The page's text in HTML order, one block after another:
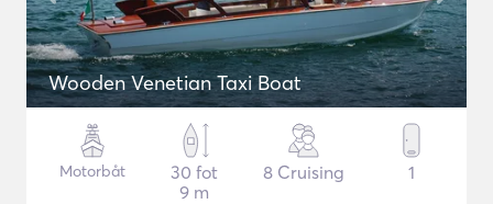
Wooden Venetian Taxi Boat
Motorbåt
30 fot
9 m
8 Cruising 1